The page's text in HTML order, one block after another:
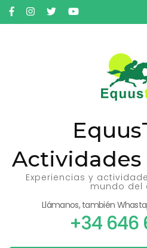
Saltar
al
Actividades
Experiencias y
mundo del
Llámanos, también
+34 646